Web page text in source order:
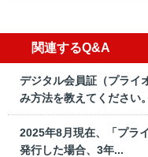
関連するQ&A
デジタル会員証（プライ
み方法を教えてください。
2025年8月現在、「プラ
発行した場合、3年...